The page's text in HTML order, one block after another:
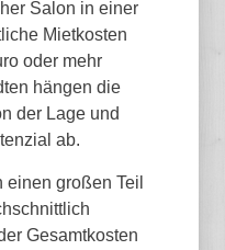
Salon in einer
Mietkosten
oder mehr
hängen die
der Lage und
ab.
großen Teil
Gesamtkosten